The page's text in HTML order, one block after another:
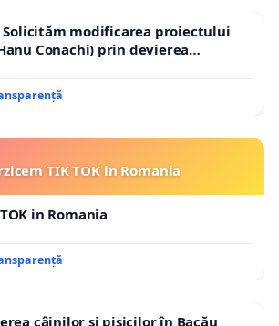
modificarea proiectului
Conachi) prin devierea
localităților!
TIK TOK in Romania
in Romania
câinilor și pisicilor în Bacău